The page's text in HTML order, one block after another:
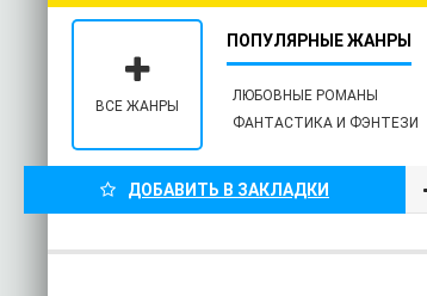
ЛЮБОВНЫЕ РОМАНЫ
ФАНТАСТИКА И ФЭНТЕЗИ
ВСЕ ЖАНРЫ
ДОБАВИТЬ В ЗАКЛАДКИ